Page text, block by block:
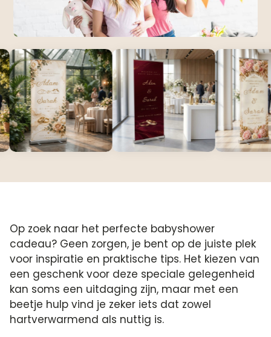
Op zoek naar het perfecte babyshower
cadeau? Geen zorgen, je bent op de juiste plek
voor inspiratie en praktische tips.​ Het kiezen van
een geschenk voor deze speciale gelegenheid
kan soms een uitdaging zijn, maar met een
beetje hulp vind je zeker iets dat zowel
hartverwarmend als nuttig is.​